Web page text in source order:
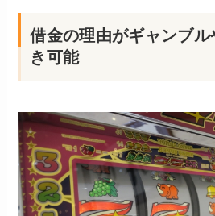
借金の理由がギャンブ
き可能